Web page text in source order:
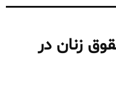
زنان در